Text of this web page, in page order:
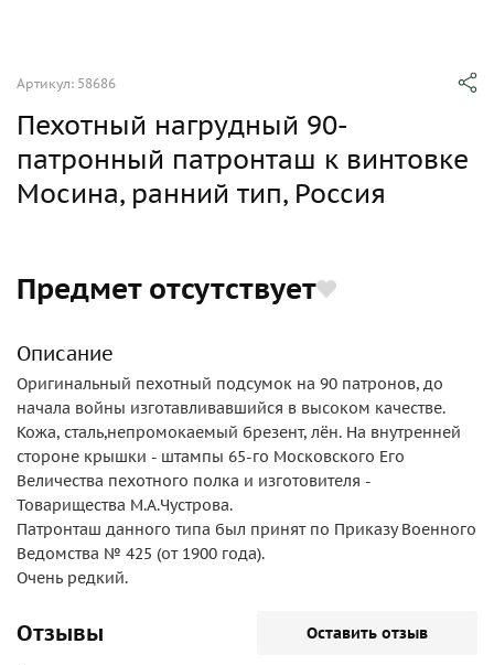
Артикул: 58686
Пехотный нагрудный 90-
патронный патронташ к винтовке
Мосина, ранний тип, Россия
Предмет отсутствует
Описание
Оригинальный пехотный подсумок на 90 патронов, до
начала войны изготавливавшийся в высоком качестве.
Кожа, сталь,непромокаемый брезент, лён. На внутренней
стороне крышки - штампы 65-го Московского Его
Величества пехотного полка и изготовителя -
Товарищества М.А.Чустрова.
Патронташ данного типа был принят по Приказу Военного
Ведомства № 425 (от 1900 года).
Очень редкий.
Отзывы Оставить отзыв